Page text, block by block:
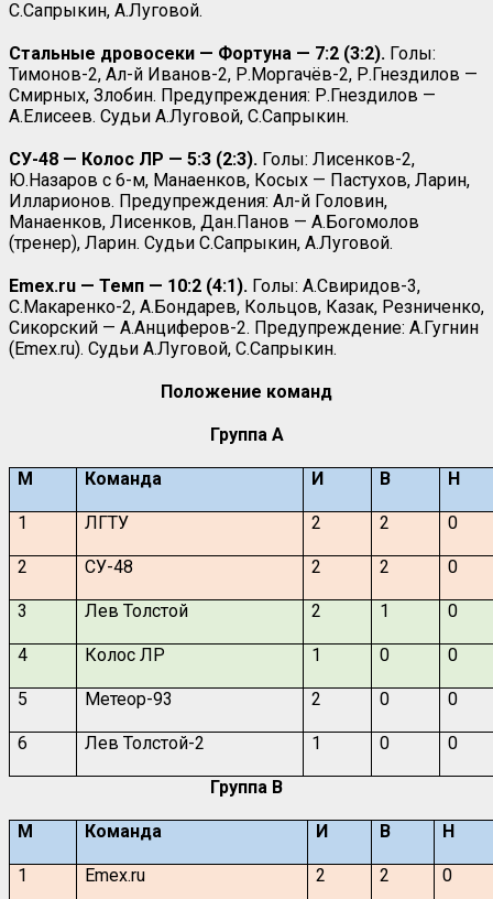
С.Сапрыкин, А.Луговой.
Стальные дровосеки — Фортуна — 7:2 (3:2). Голы:
Тимонов-2, Ал-й Иванов-2, Р.Моргачёв-2, Р.Гнездилов —
Смирных, Злобин. Предупреждения: Р.Гнездилов —
А.Елисеев. Судьи А.Луговой, С.Сапрыкин.
СУ-48 — Колос ЛР — 5:3 (2:3). Голы: Лисенков-2,
Ю.Назаров с 6-м, Манаенков, Косых — Пастухов, Ларин,
Илларионов. Предупреждения: Ал-й Головин,
Манаенков, Лисенков, Дан.Панов — А.Богомолов
(тренер), Ларин. Судьи С.Сапрыкин, А.Луговой.
Emex.ru — Темп — 10:2 (4:1). Голы: А.Свиридов-3,
С.Макаренко-2, А.Бондарев, Кольцов, Казак, Резниченко,
Сикорский — А.Анциферов-2. Предупреждение: А.Гугнин
(Emex.ru). Судьи А.Луговой, С.Сапрыкин.
Положение команд
Группа A
М Команда И В Н
1 ЛГТУ 2 2 0
2 СУ-48 2 2 0
3 Лев Толстой 2 1 0
4 Колос ЛР 1 0 0
5 Метеор-93 2 0 0
6 Лев Толстой-2 1 0 0
Группа B
М Команда И В Н
1 Emex.ru 2 2 0